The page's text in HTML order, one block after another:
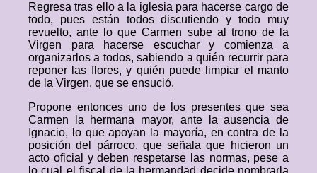
Regresa tras ello a la iglesia para hacerse cargo de
todo, pues están todos discutiendo y todo muy
revuelto, ante lo que Carmen sube al trono de la
Virgen para hacerse escuchar y comienza a
organizarlos a todos, sabiendo a quién recurrir para
reponer las flores, y quién puede limpiar el manto
de la Virgen, que se ensució.
Propone entonces uno de los presentes que sea
Carmen la hermana mayor, ante la ausencia de
Ignacio, lo que apoyan la mayoría, en contra de la
posición del párroco, que señala que hicieron un
acto oficial y deben respetarse las normas, pese a
lo cual el fiscal de la hermandad decide nombrarla